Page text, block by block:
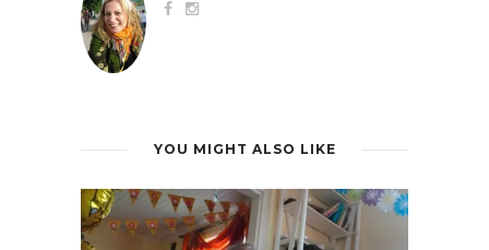
YOU MIGHT ALSO LIKE